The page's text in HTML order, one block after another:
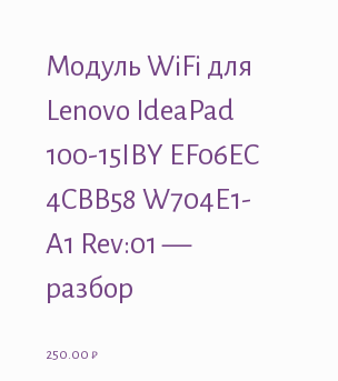
Модуль WiFi для
Lenovo IdeaPad
100-15IBY EF06EC
4CBB58 W704E1-
A1 Rev:01 —
разбор
250.00 ₽